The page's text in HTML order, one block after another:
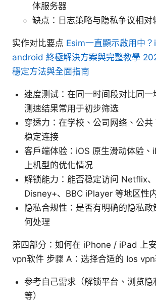
体服务器
缺点：日志策略与隐私争议相对
实作对比要点 Esim一直顯示啟用中
android 終極解決方案與完整教學
穩定方法與全面指南
速度测试：在同一时间段对比同一
测速结果常用于初步筛选
穿透力：在学校、公司网络、公共
稳定连接
客户端体验：iOS 原生滑动体验、
上机型的优化情况
解锁能力：能否稳定访问 Netflix、
Disney+、BBC iPlayer 等地区性
隐私合规性：是否有明确的隐私政
何处理
第四部分：如何在 iPhone / iPad 上
vpn软件 步骤 A：选择合适的 Ios
参考自己需求（解锁平台、浏览隐
等）